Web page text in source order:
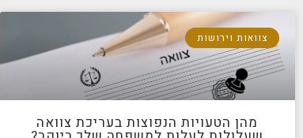
צוואות וירושות
מהן הטעויות הנפוצות בעריכת צוואה